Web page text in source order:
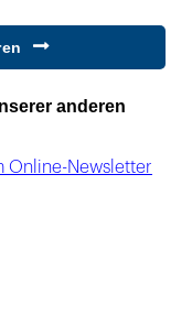
anderen
Online-Newsletter